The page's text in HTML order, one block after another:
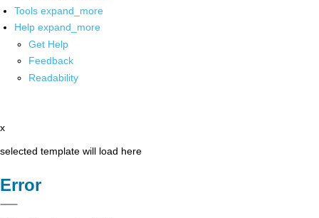
Tools expand_more
Help expand_more
Get Help
Feedback
Readability
x
selected template will load here
Error